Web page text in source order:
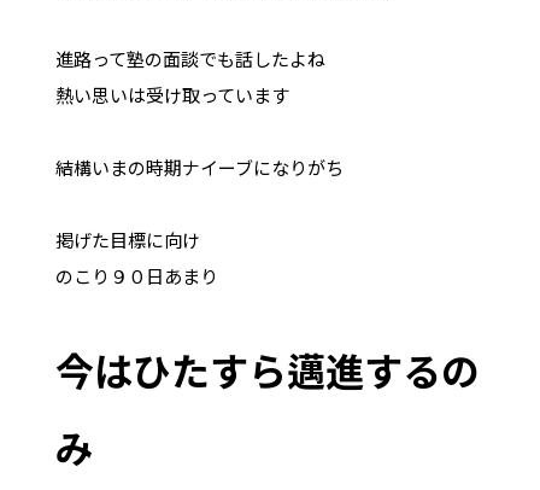
進路って塾の面談でも話したよね
熱い思いは受け取っています
結構いまの時期ナイーブになりがち
掲げた目標に向け
のこり９０日あまり
今はひたすら邁進するの
み